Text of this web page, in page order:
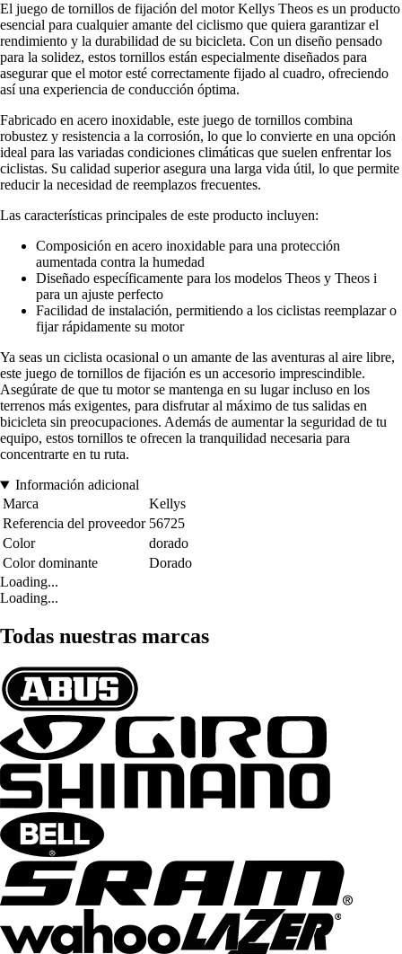
El juego de tornillos de fijación del motor Kellys Theos es un producto
esencial para cualquier amante del ciclismo que quiera garantizar el
rendimiento y la durabilidad de su bicicleta. Con un diseño pensado
para la solidez, estos tornillos están especialmente diseñados para
asegurar que el motor esté correctamente fijado al cuadro, ofreciendo
así una experiencia de conducción óptima.
Fabricado en acero inoxidable, este juego de tornillos combina
robustez y resistencia a la corrosión, lo que lo convierte en una opción
ideal para las variadas condiciones climáticas que suelen enfrentar los
ciclistas. Su calidad superior asegura una larga vida útil, lo que permite
reducir la necesidad de reemplazos frecuentes.
Las características principales de este producto incluyen:
Composición en acero inoxidable para una protección
aumentada contra la humedad
Diseñado específicamente para los modelos Theos y Theos i
para un ajuste perfecto
Facilidad de instalación, permitiendo a los ciclistas reemplazar o
fijar rápidamente su motor
Ya seas un ciclista ocasional o un amante de las aventuras al aire libre,
este juego de tornillos de fijación es un accesorio imprescindible.
Asegúrate de que tu motor se mantenga en su lugar incluso en los
terrenos más exigentes, para disfrutar al máximo de tus salidas en
bicicleta sin preocupaciones. Además de aumentar la seguridad de tu
equipo, estos tornillos te ofrecen la tranquilidad necesaria para
concentrarte en tu ruta.
Información adicional
Marca
Kellys
Referencia del proveedor 56725
Color
dorado
Color dominante
Dorado
Loading...
Loading...
Todas nuestras marcas